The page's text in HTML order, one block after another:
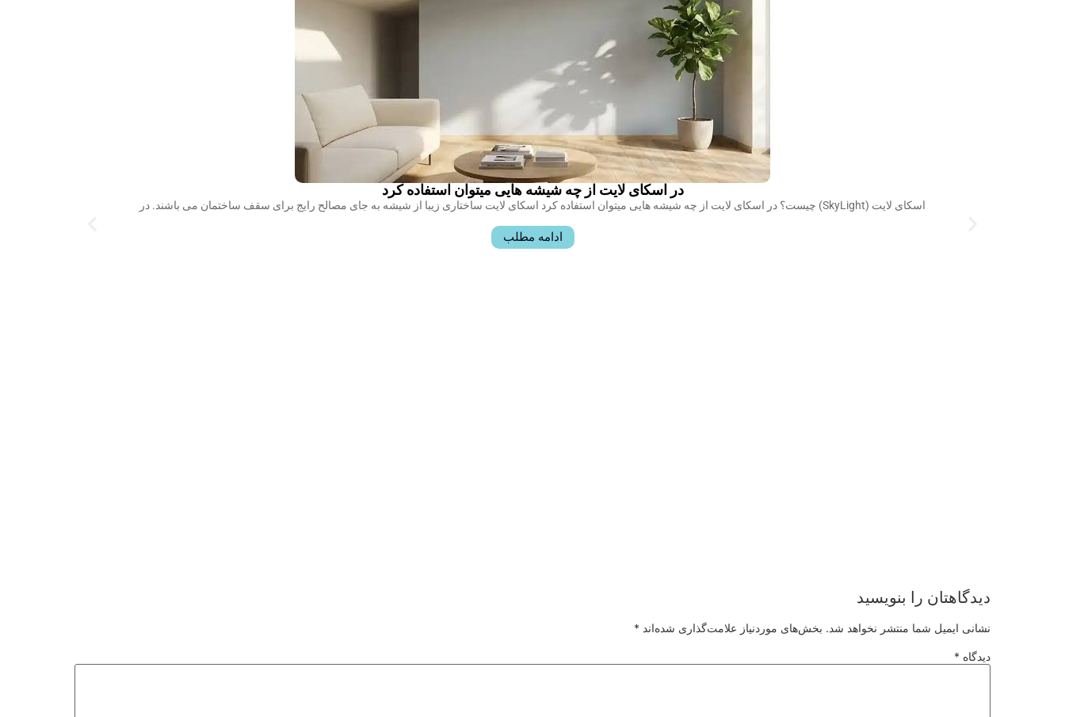
در اسکای لایت از چه شیشه هایی میتوان استفاده کرد
اسکای لایت (SkyLight) چیست؟ در اسکای لایت از چه شیشه هایی میتوان استفاده کرد اسکای لایت ساختاری زیبا از شیشه به جای مصالح رایج برای سقف ساختمان می باشند. در
ادامه مطلب
دیدگاهتان را بنویسید
نشانی ایمیل شما منتشر نخواهد شد. بخش‌های موردنیاز علامت‌گذاری شده‌اند *
دیدگاه *